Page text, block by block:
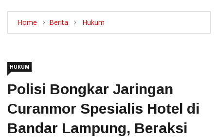
Home Berita Hukum
HUKUM
Polisi Bongkar Jaringan
Curanmor Spesialis Hotel di
Bandar Lampung, Beraksi